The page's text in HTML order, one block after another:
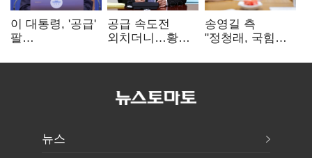
이 대통령, '공급'
팔
여 내부선
공급 속도전
외치더니…황희,
리모델링' 제안
송영길 측
"정청래, 국힘
민주당 대표로
뉴스